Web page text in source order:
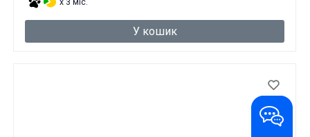
x 3 міс.
У кошик